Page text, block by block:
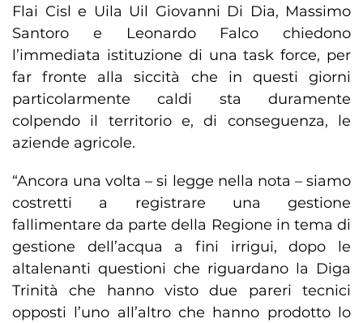
Flai Cisl e Uila Uil Giovanni Di Dia, Massimo
Santoro e Leonardo Falco chiedono
l’immediata istituzione di una task force, per
far fronte alla siccità che in questi giorni
particolarmente caldi sta duramente
colpendo il territorio e, di conseguenza, le
aziende agricole.
“Ancora una volta – si legge nella nota – siamo
costretti a registrare una gestione
fallimentare da parte della Regione in tema di
gestione dell’acqua a fini irrigui, dopo le
altalenanti questioni che riguardano la Diga
Trinità che hanno visto due pareri tecnici
opposti l’uno all’altro che hanno prodotto lo